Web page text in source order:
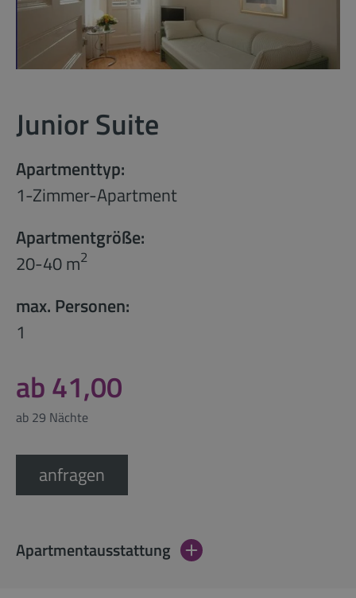
Junior Suite
Apartmenttyp:
1-Zimmer-Apartment
Apartmentgröße:
20-40 m2
max. Personen:
1
ab 41,00
ab 29 Nächte
anfragen
Apartmentausstattung